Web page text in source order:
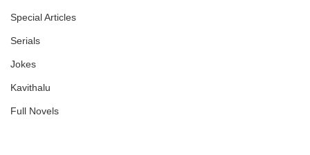
Special Articles
Serials
Jokes
Kavithalu
Full Novels